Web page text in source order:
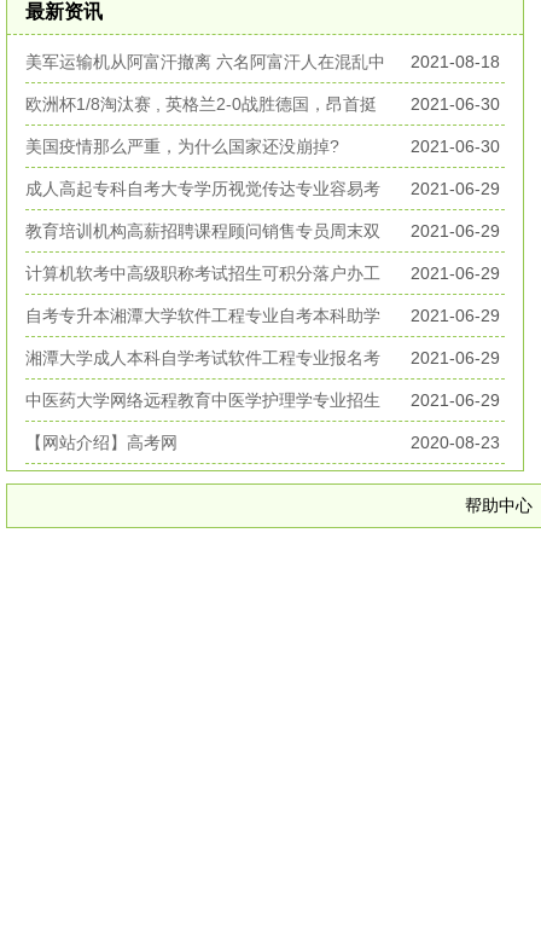
最新资讯
美军运输机从阿富汗撤离 六名阿富汗人在混乱中
丧生
2021-08-18
欧洲杯1/8淘汰赛 , 英格兰2-0战胜德国，昂首挺
进欧洲杯八强
2021-06-30
美国疫情那么严重，为什么国家还没崩掉? 2021-06-30
成人高起专科自考大专学历视觉传达专业容易考
好毕业
2021-06-29
教育培训机构高薪招聘课程顾问销售专员周末双
休无加班
2021-06-29
计算机软考中高级职称考试招生可积分落户办工
作居住证
2021-06-29
自考专升本湘潭大学软件工程专业自考本科助学
考试招生
2021-06-29
湘潭大学成人本科自学考试软件工程专业报名考
试简章
2021-06-29
中医药大学网络远程教育中医学护理学专业招生
简章
2021-06-29
【网站介绍】高考网 2020-08-23
帮助中心